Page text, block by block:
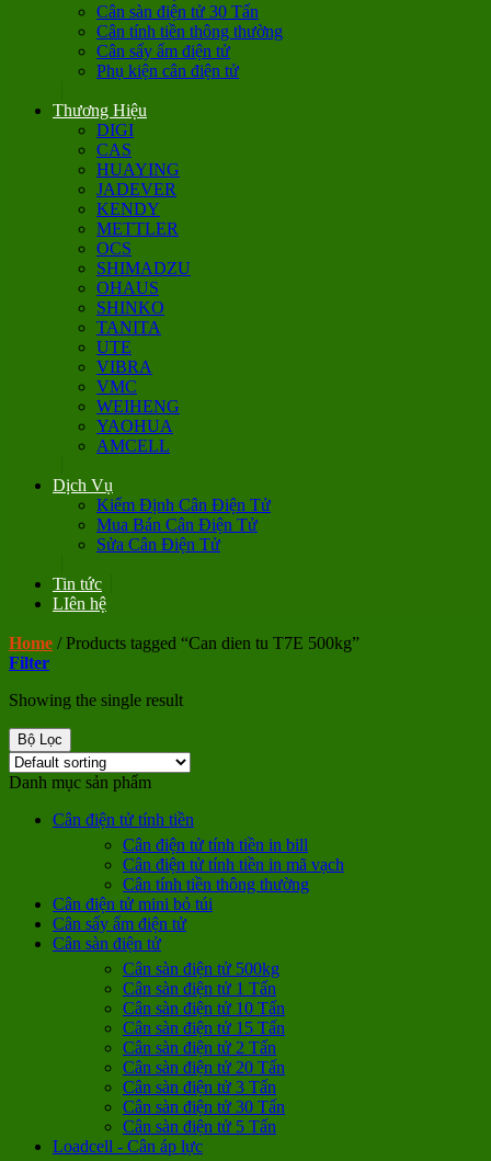
Cân sàn điện tử 30 Tấn
Cân tính tiền thông thường
Cân sấy ẩm điện tử
Phụ kiện cân điện tử
Thương Hiệu
DIGI
CAS
HUAYING
JADEVER
KENDY
METTLER
OCS
SHIMADZU
OHAUS
SHINKO
TANITA
UTE
VIBRA
VMC
WEIHENG
YAOHUA
AMCELL
Dịch Vụ
Kiểm Định Cân Điện Tử
Mua Bán Cân Điện Tử
Sửa Cân Điện Tử
Tin tức
LIên hệ
Home /Products tagged “Can dien tu T7E 500kg”
Filter
Showing the single result
Bộ Lọc
Danh mục sản phẩm
Cân điện tử tính tiền
Cân điện tử tính tiền in bill
Cân điện tử tính tiền in mã vạch
Cân tính tiền thông thường
Cân điện tử mini bỏ túi
Cân sấy ẩm điện tử
Cân sàn điện tử
Cân sàn điện tử 500kg
Cân sàn điện tử 1 Tấn
Cân sàn điện tử 10 Tấn
Cân sàn điện tử 15 Tấn
Cân sàn điện tử 2 Tấn
Cân sàn điện tử 20 Tấn
Cân sàn điện tử 3 Tấn
Cân sàn điện tử 30 Tấn
Cân sàn điện tử 5 Tấn
Loadcell - Cân áp lực